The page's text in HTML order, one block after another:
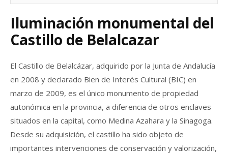
Iluminación monumental del
Castillo de Belalcazar
El Castillo de Belalcázar, adquirido por la Junta de Andalucía
en 2008 y declarado Bien de Interés Cultural (BIC) en
marzo de 2009, es el único monumento de propiedad
autonómica en la provincia, a diferencia de otros enclaves
situados en la capital, como Medina Azahara y la Sinagoga.
Desde su adquisición, el castillo ha sido objeto de
importantes intervenciones de conservación y valorización,